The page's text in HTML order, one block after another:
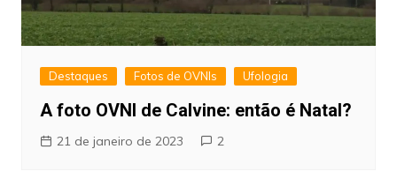
Destaques Fotos de OVNIs Ufologia
A foto OVNI de Calvine: então é Natal?
21 de janeiro de 2023 2